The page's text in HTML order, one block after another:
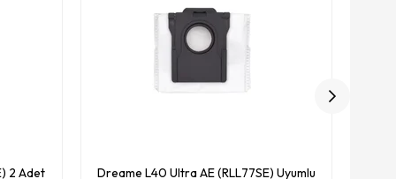
2 Adet
Dreame L40 Ultra AE (RLL77SE) Uyumlu